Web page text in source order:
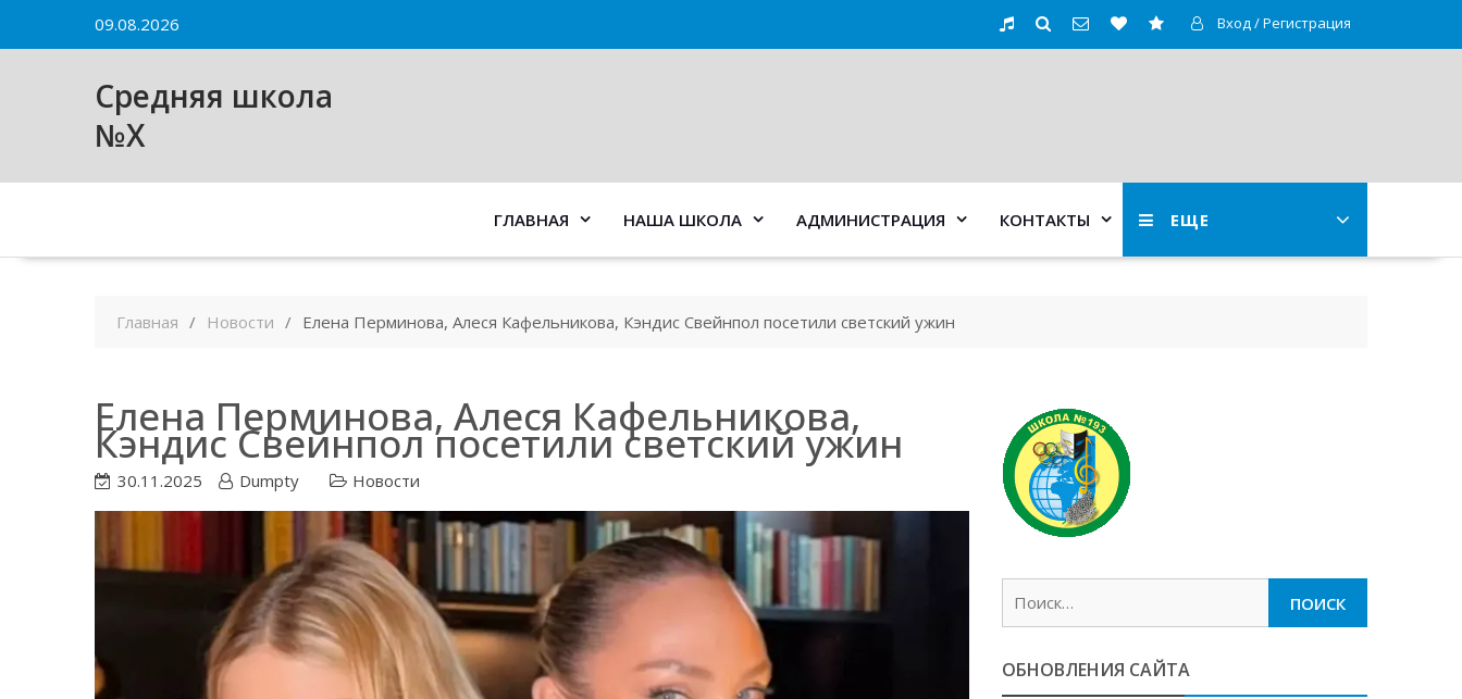
09.08.2026 Вход / Регистрация
Средняя школа
№X
ЕЩЕ
ГЛАВНАЯ НАША ШКОЛА АДМИНИСТРАЦИЯ КОНТАКТЫ
Главная Новости Елена Перминова, Алеся Кафельникова, Кэндис Свейнпол посетили светский ужин
Елена Перминова, Алеся Кафельникова,
Кэндис Свейнпол посетили светский ужин
30.11.2025 Dumpty Новости
ОБНОВЛЕНИЯ САЙТА